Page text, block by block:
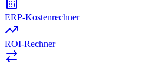
ERP-Kostenrechner
ROI-Rechner